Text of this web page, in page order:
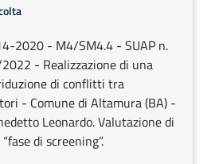
2020 - M4/SM4.4 - SUAP n.
- Realizzazione di una
di conflitti tra
- Comune di Altamura (BA) -
Leonardo. Valutazione di
di screening”.